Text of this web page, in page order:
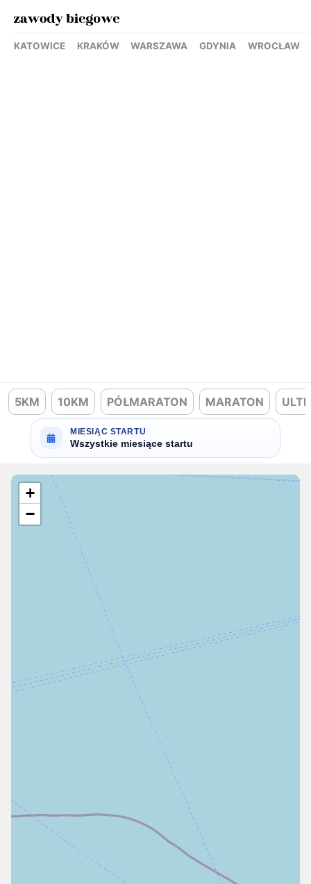
KATOWICE KRAKÓW WARSZAWA GDYNIA WROCŁAW
MIESIĄC STARTU
Wszystkie miesiące startu
5KM 10KM PÓŁMARATON MARATON
+
−